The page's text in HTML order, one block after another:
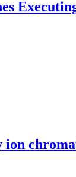
ion